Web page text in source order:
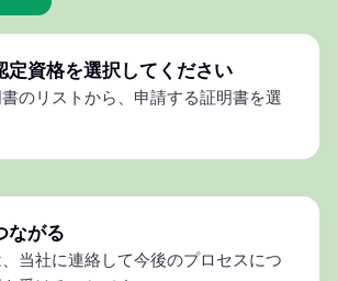
定資格を選択してください
のリストから、申請する証明書を選
ながる
当社に連絡して今後のプロセスにつ